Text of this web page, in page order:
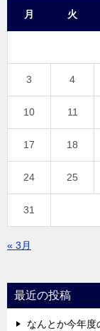
月 火
3 4
10 11
17 18
24 25
31
« 3月
最近の投稿
なんとか今年度